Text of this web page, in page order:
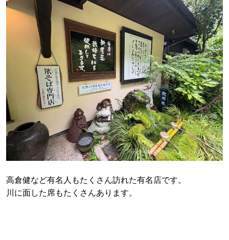
高倉健など有名人もたくさん訪れた有名店です。
川に面した席もたくさんあります。